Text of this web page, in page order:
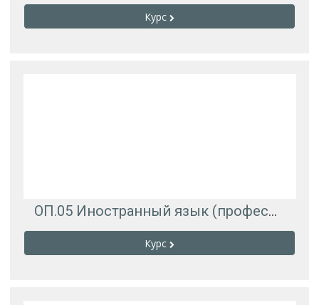
Курс
ОП.05 Иностранный язык (профессиональный) для ДО-322
Курс